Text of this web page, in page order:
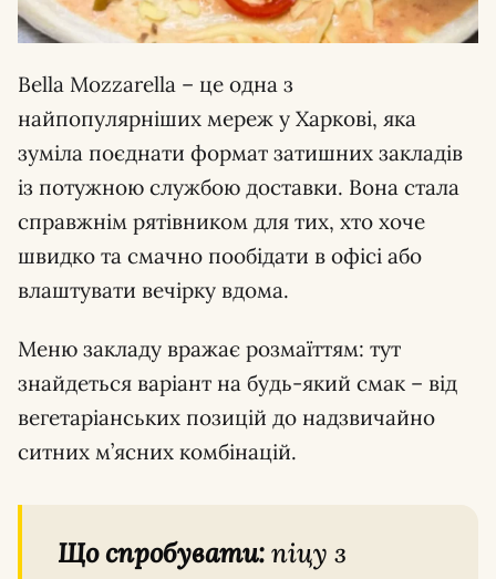
Bella Mozzarella – це одна з
найпопулярніших мереж у Харкові, яка
зуміла поєднати формат затишних закладів
із потужною службою доставки. Вона стала
справжнім рятівником для тих, хто хоче
швидко та смачно пообідати в офісі або
влаштувати вечірку вдома.
Меню закладу вражає розмаїттям: тут
знайдеться варіант на будь-який смак – від
вегетаріанських позицій до надзвичайно
ситних м’ясних комбінацій.
Що спробувати:піцу з